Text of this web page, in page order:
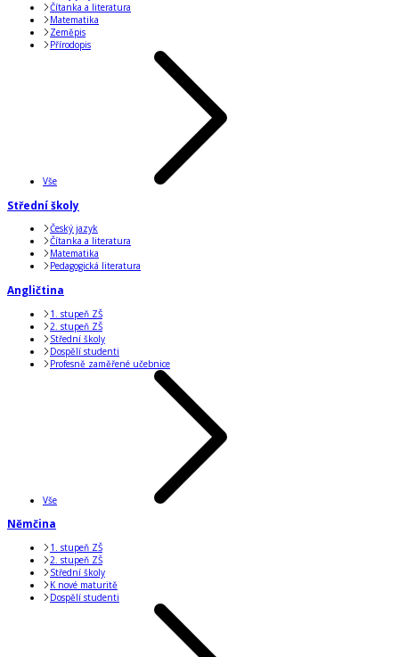
Čítanka a literatura
Matematika
Zeměpis
Přírodopis
Vše
Střední školy
Český jazyk
Čítanka a literatura
Matematika
Pedagogická literatura
Angličtina
1. stupeň ZŠ
2. stupeň ZŠ
Střední školy
Dospělí studenti
Profesně zaměřené učebnice
Vše
Němčina
1. stupeň ZŠ
2. stupeň ZŠ
Střední školy
K nové maturitě
Dospělí studenti